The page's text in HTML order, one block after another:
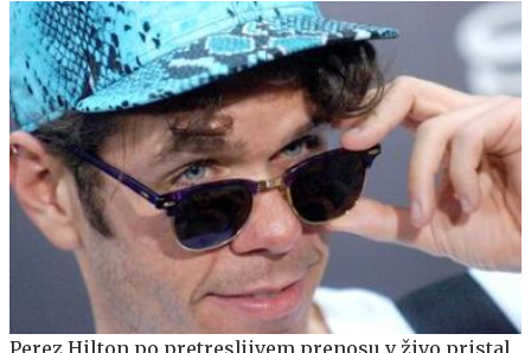
Perez Hilton po pretresljivem prenosu v živo pristal